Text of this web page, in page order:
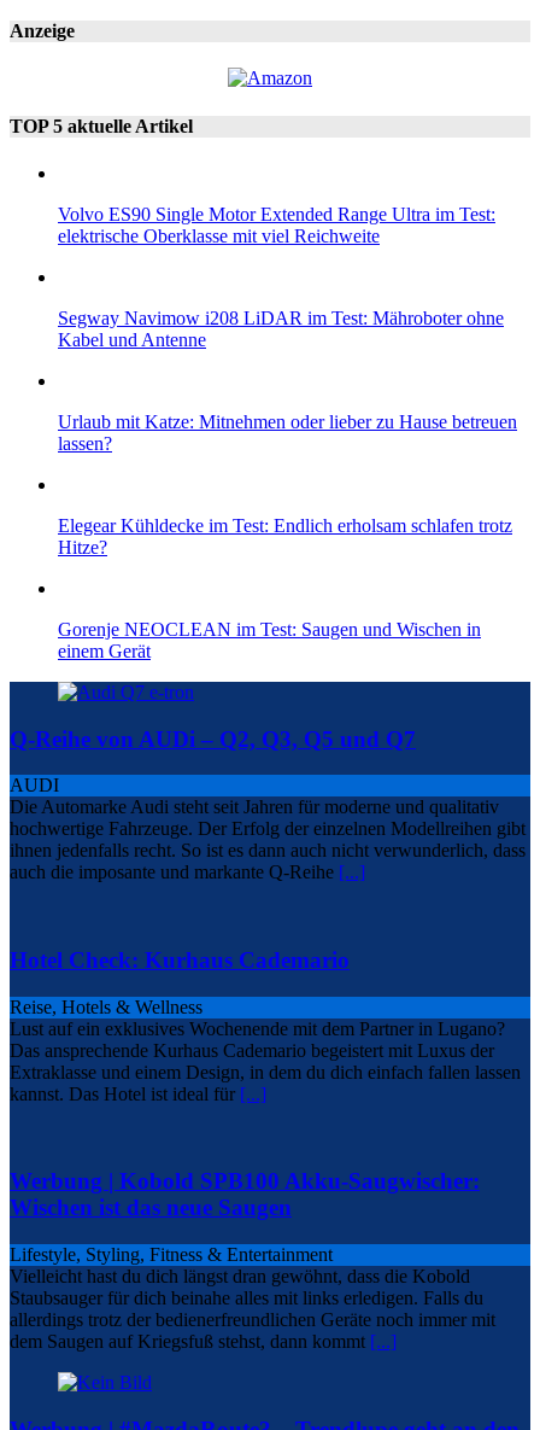
Anzeige
TOP 5 aktuelle Artikel
Volvo ES90 Single Motor Extended Range Ultra im Test:
elektrische Oberklasse mit viel Reichweite
Segway Navimow i208 LiDAR im Test: Mähroboter ohne
Kabel und Antenne
Urlaub mit Katze: Mitnehmen oder lieber zu Hause betreuen
lassen?
Elegear Kühldecke im Test: Endlich erholsam schlafen trotz
Hitze?
Gorenje NEOCLEAN im Test: Saugen und Wischen in
einem Gerät
Q-Reihe von AUDi – Q2, Q3, Q5 und Q7
AUDI
Die Automarke Audi steht seit Jahren für moderne und qualitativ
hochwertige Fahrzeuge. Der Erfolg der einzelnen Modellreihen gibt
ihnen jedenfalls recht. So ist es dann auch nicht verwunderlich, dass
auch die imposante und markante Q-Reihe [...]
Hotel Check: Kurhaus Cademario
Reise, Hotels & Wellness
Lust auf ein exklusives Wochenende mit dem Partner in Lugano?
Das ansprechende Kurhaus Cademario begeistert mit Luxus der
Extraklasse und einem Design, in dem du dich einfach fallen lassen
kannst. Das Hotel ist ideal für [...]
Werbung | Kobold SPB100 Akku-Saugwischer:
Wischen ist das neue Saugen
Lifestyle, Styling, Fitness & Entertainment
Vielleicht hast du dich längst dran gewöhnt, dass die Kobold
Staubsauger für dich beinahe alles mit links erledigen. Falls du
allerdings trotz der bedienerfreundlichen Geräte noch immer mit
dem Saugen auf Kriegsfuß stehst, dann kommt [...]